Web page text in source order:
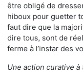
être obligé de
hiboux pour guetter
faut dire que la
dire tous, sont de
ferme à l’instar des
Une action curative